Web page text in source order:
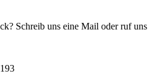
Schreib uns eine Mail oder ruf uns